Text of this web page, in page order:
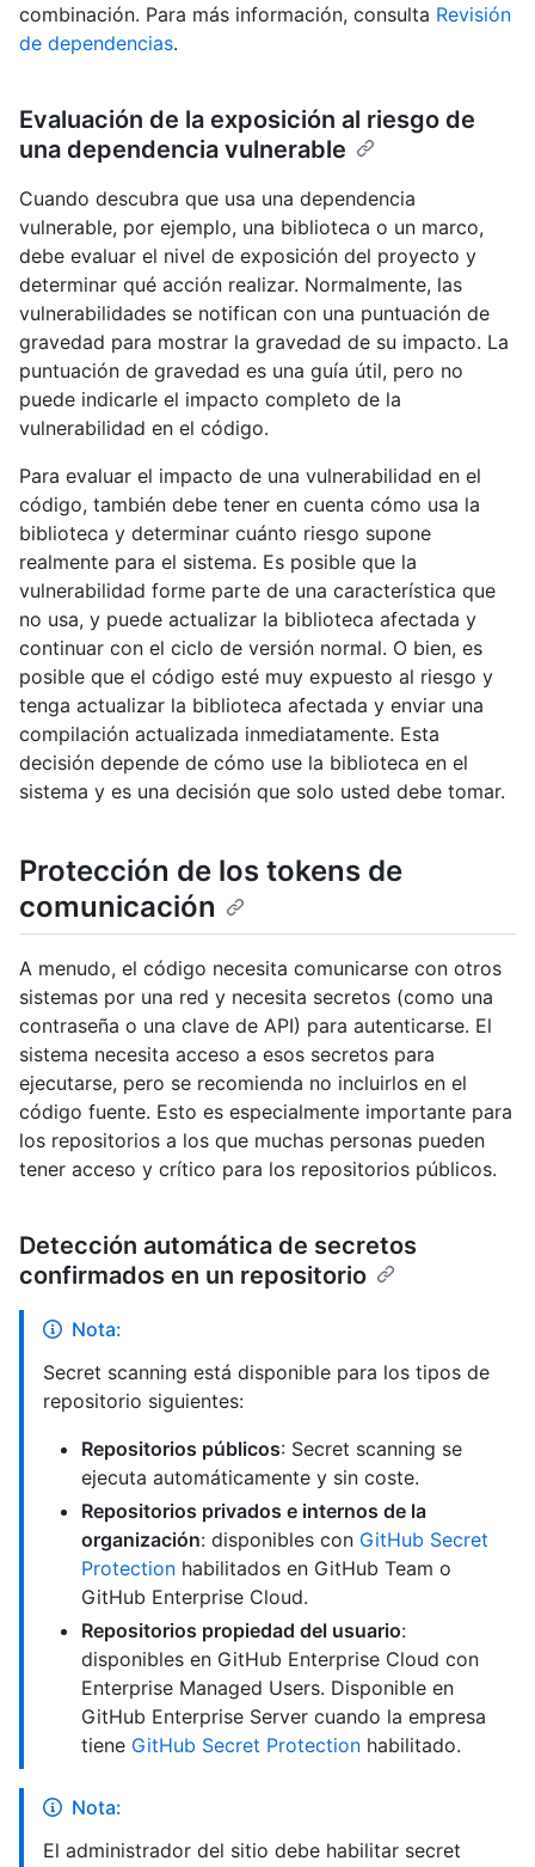
combinación. Para más información, consulta Revisión
de dependencias.
Evaluación de la exposición al riesgo de
una dependencia vulnerable
Cuando descubra que usa una dependencia
vulnerable, por ejemplo, una biblioteca o un marco,
debe evaluar el nivel de exposición del proyecto y
determinar qué acción realizar. Normalmente, las
vulnerabilidades se notifican con una puntuación de
gravedad para mostrar la gravedad de su impacto. La
puntuación de gravedad es una guía útil, pero no
puede indicarle el impacto completo de la
vulnerabilidad en el código.
Para evaluar el impacto de una vulnerabilidad en el
código, también debe tener en cuenta cómo usa la
biblioteca y determinar cuánto riesgo supone
realmente para el sistema. Es posible que la
vulnerabilidad forme parte de una característica que
no usa, y puede actualizar la biblioteca afectada y
continuar con el ciclo de versión normal. O bien, es
posible que el código esté muy expuesto al riesgo y
tenga actualizar la biblioteca afectada y enviar una
compilación actualizada inmediatamente. Esta
decisión depende de cómo use la biblioteca en el
sistema y es una decisión que solo usted debe tomar.
Protección de los tokens de
comunicación
A menudo, el código necesita comunicarse con otros
sistemas por una red y necesita secretos (como una
contraseña o una clave de API) para autenticarse. El
sistema necesita acceso a esos secretos para
ejecutarse, pero se recomienda no incluirlos en el
código fuente. Esto es especialmente importante para
los repositorios a los que muchas personas pueden
tener acceso y crítico para los repositorios públicos.
Detección automática de secretos
confirmados en un repositorio
Nota:
Secret scanning está disponible para los tipos de
repositorio siguientes:
Repositorios públicos: Secret scanning se
ejecuta automáticamente y sin coste.
Repositorios privados e internos de la
organización: disponibles con GitHub Secret
Protection habilitados en GitHub Team o
GitHub Enterprise Cloud.
Repositorios propiedad del usuario:
disponibles en GitHub Enterprise Cloud con
Enterprise Managed Users. Disponible en
GitHub Enterprise Server cuando la empresa
tiene GitHub Secret Protection habilitado.
Nota:
El administrador del sitio debe habilitar secret